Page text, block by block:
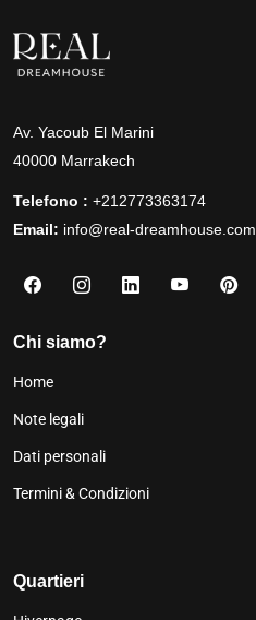
Av. Yacoub El Marini
40000 Marrakech
Telefono : +212773363174
Email: info@real-dreamhouse.com
Chi siamo?
Home
Note legali
Dati personali
Termini & Condizioni
Quartieri